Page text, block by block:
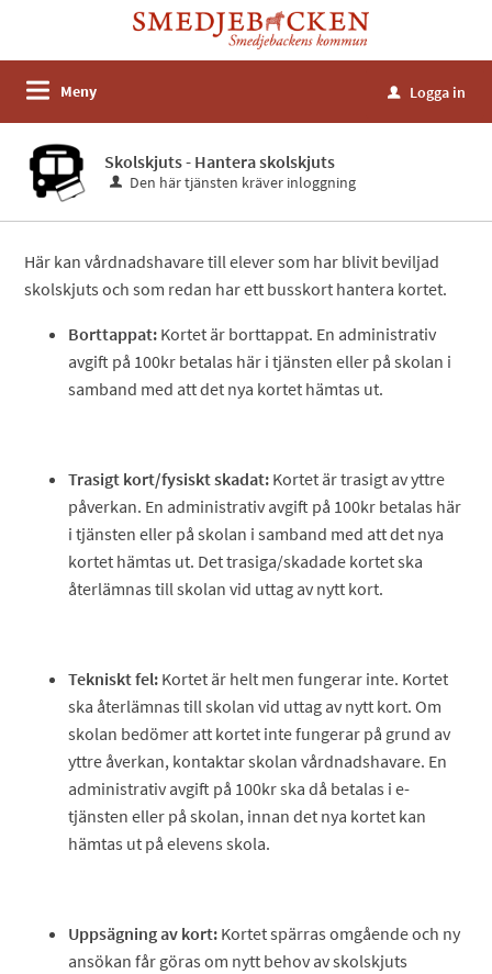
Meny u Logga in
Skolskjuts - Hantera skolskjuts
Den här tjänsten kräver inloggning
Här kan vårdnadshavare till elever som har blivit beviljad
skolskjuts och som redan har ett busskort hantera kortet.
Borttappat: Kortet är borttappat. En administrativ
avgift på 100kr betalas här i tjänsten eller på skolan i
samband med att det nya kortet hämtas ut.
Trasigt kort/fysiskt skadat: Kortet är trasigt av yttre
påverkan. En administrativ avgift på 100kr betalas här
i tjänsten eller på skolan i samband med att det nya
kortet hämtas ut. Det trasiga/skadade kortet ska
återlämnas till skolan vid uttag av nytt kort.
Tekniskt fel: Kortet är helt men fungerar inte. Kortet
ska återlämnas till skolan vid uttag av nytt kort. Om
skolan bedömer att kortet inte fungerar på grund av
yttre åverkan, kontaktar skolan vårdnadshavare. En
administrativ avgift på 100kr ska då betalas i e-
tjänsten eller på skolan, innan det nya kortet kan
hämtas ut på elevens skola.
Uppsägning av kort: Kortet spärras omgående och ny
ansökan får göras om nytt behov av skolskjuts